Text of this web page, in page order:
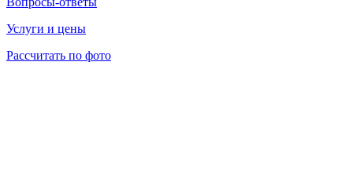
Услуги и цены
Рассчитать по фото